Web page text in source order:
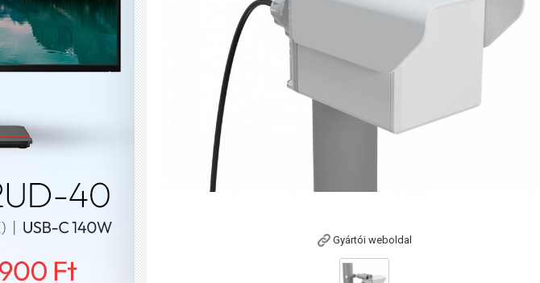
Gyártói weboldal